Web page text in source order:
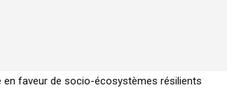
économique régénératif du vivant …